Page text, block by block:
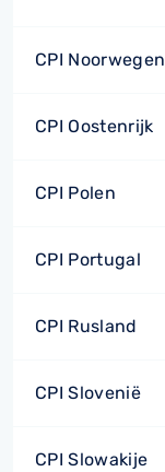
CPI Noorwegen
CPI Oostenrijk
CPI Polen
CPI Portugal
CPI Rusland
CPI Slovenië
CPI Slowakije